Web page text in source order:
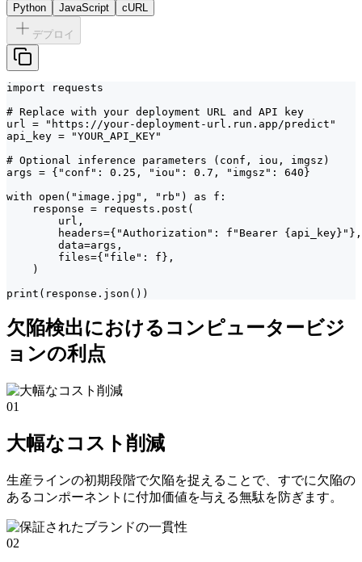
Python JavaScript cURL
デプロイ
import requests
# Replace with your deployment URL and API key
url = "https://your-deployment-url.run.app/predict"
api_key = "YOUR_API_KEY"
# Optional inference parameters (conf, iou, imgsz)
args = {"conf": 0.25, "iou": 0.7, "imgsz": 640}
with open("image.jpg", "rb") as f:
    response = requests.post(
        url,
        headers={"Authorization": f"Bearer {api_key}"},
        data=args,
        files={"file": f},
    )
print(response.json())
欠陥検出におけるコンピュータービジ
ョンの利点
01
大幅なコスト削減
生産ラインの初期段階で欠陥を捉えることで、すでに欠陥の
あるコンポーネントに付加価値を与える無駄を防ぎます。
02